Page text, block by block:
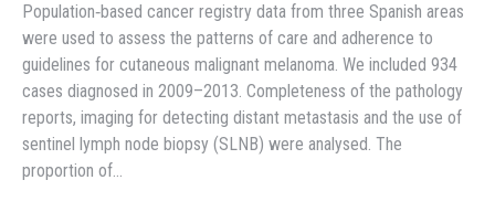
Population‐based cancer registry data from three Spanish areas
were used to assess the patterns of care and adherence to
guidelines for cutaneous malignant melanoma. We included 934
cases diagnosed in 2009–2013. Completeness of the pathology
reports, imaging for detecting distant metastasis and the use of
sentinel lymph node biopsy (SLNB) were analysed. The
proportion of…